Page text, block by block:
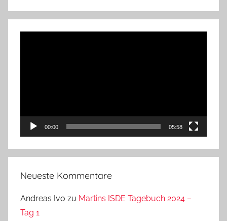
00:00 05:58
Neueste Kommentare
Andreas Ivo zu Martins ISDE Tagebuch 2024 –
Tag 1